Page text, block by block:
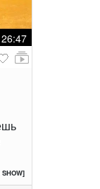
26:47
SHOW]